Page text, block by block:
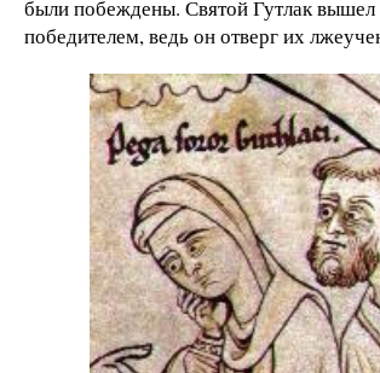
были побеждены. Святой Гутлак
победителем, ведь он отверг их